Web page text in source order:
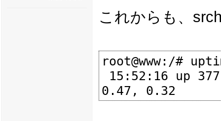
これからも、
root@www:/#